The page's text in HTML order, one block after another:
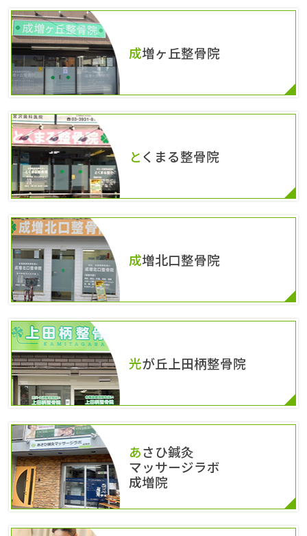
成増ヶ丘整骨院
とくまる整骨院
成増北口整骨院
光が丘上田柄整骨院
あさひ鍼灸
マッサージラボ
成増院